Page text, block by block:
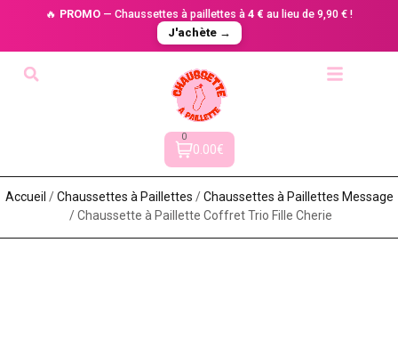
🔥 PROMO — Chaussettes à paillettes à 4 € au lieu de 9,90 € !
J'achète →
0
0.00€
Accueil /Chaussettes à Paillette​s /Chaussettes à Paillettes Message​
/ Chaussette à Paillette Coffret Trio Fille Cherie